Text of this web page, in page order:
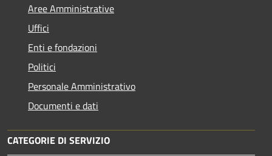
Aree Amministrative
Uffici
Enti e fondazioni
Politici
Personale Amministrativo
Documenti e dati
CATEGORIE DI SERVIZIO